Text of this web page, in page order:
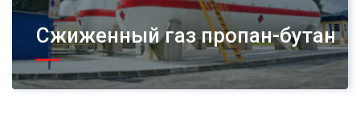
Сжиженный газ пропан-бутан